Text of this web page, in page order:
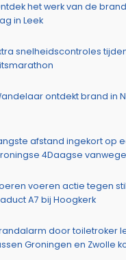
het werk van de
in Leek
snelheidscontroles
ontdekt brand in
afstand ingekort op
4Daagse
voeren actie tegen
A7 bij Hoogkerk
door toiletroker
Groningen en Zwolle